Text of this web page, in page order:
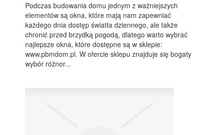
Podczas budowania domu jednym z ważniejszych
elementów są okna, które mają nam zapewniać
każdego dnia dostęp światła dziennego, ale także
chronić przed brzydką pogodą, dlatego warto wybrać
najlepsze okna, które dostępne są w sklepie:
www.pbmdom.pl. W ofercie sklepu znajduje się bogaty
wybór różnor...